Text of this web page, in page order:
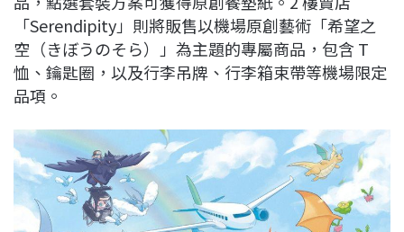
「Serendipity」則將販售以機場原創藝術「希望之
空（きぼうのそら）」為主題的專屬商品，包含 T
恤、鑰匙圈，以及行李吊牌、行李箱束帶等機場限定
品項。